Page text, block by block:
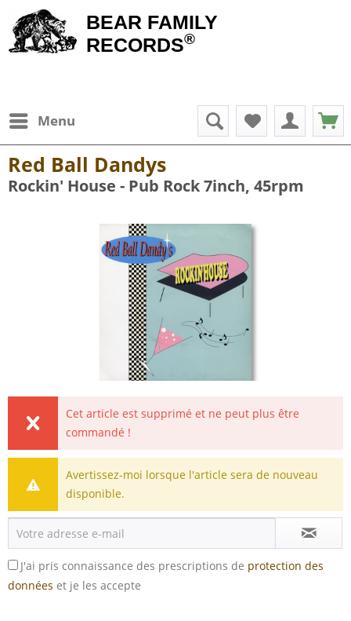
BEAR FAMILY
RECORDS®
Menu
Red Ball Dandys
Rockin' House - Pub Rock 7inch, 45rpm
Cet article est supprimé et ne peut plus être
commandé !
Avertissez-moi lorsque l'article sera de nouveau
disponible.
J'ai pris connaissance des prescriptions de protection des
données et je les accepte